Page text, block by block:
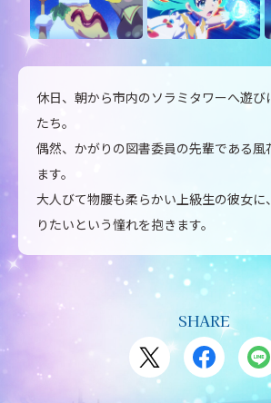
休日、朝から市内のソラミタワーへ遊び
たち。
偶然、かがりの図書委員の先輩である風
ます。
大人びて物腰も柔らかい上級生の彼女に
りたいという憧れを抱きます。
SHARE